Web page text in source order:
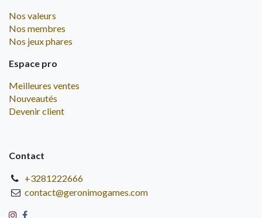
Nos valeurs
Nos membres
Nos jeux phares
Espace pro
Meilleures ventes
Nouveautés
Devenir client
Contact
+3281222666
contact@geronimogames.com